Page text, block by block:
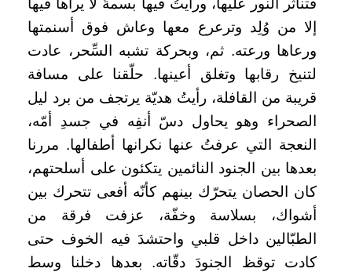
فتناثر النور عليها، ورأيتُ فيها بسمةً لا يراها فيها
إلا من وُلِد وترعرع معها وعاش فوق أسنمتها
ورعاها ورعته. ثم، وبحركة تشبه السِّحر، عادت
لتنيخ رقابها وتغلق أعينها. حلّقنا على مسافة
قريبة من القافلة، رأيتُ هديّة يرتجف من برد ليل
الصحراء وهو يحاول دسّ أنفِه في جسدِ أمّه،
النعجة التي عرفتُ عنها نكرانها أطفالها. مررنا
بعدها بين الجنود النائمين يتكئون على أسلحتهم،
كان الحصان يتحرّك بينهم كأنّه أفعى تتحرك بين
أشواك، بسلاسة وخفّة، عزفت فرقة من
الطبّالين داخل قلبي واحتشدَ فيه الخوف حتى
كادت توقظ الجنودَ دقّاته. بعدها دخلنا وسط